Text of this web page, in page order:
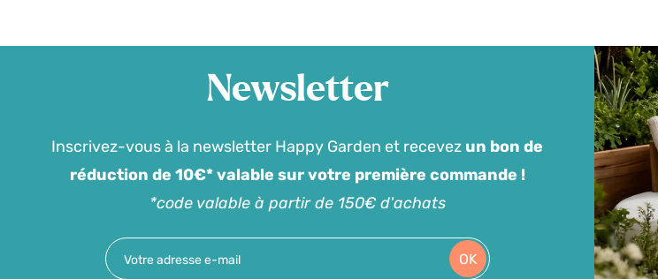
Newsletter
Inscrivez-vous à la newsletter Happy Garden et recevez un bon de
réduction de 10€* valable sur votre première commande !
*code valable à partir de 150€ d'achats
OK